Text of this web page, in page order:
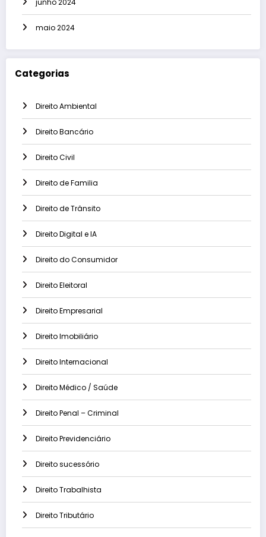
maio 2024
Categorias
Direito Ambiental
Direito Bancário
Direito Civil
Direito de Familia
Direito de Trânsito
Direito Digital e IA
Direito do Consumidor
Direito Eleitoral
Direito Empresarial
Direito Imobiliário
Direito Internacional
Direito Médico / Saúde
Direito Penal – Criminal
Direito Previdenciário
Direito sucessório
Direito Trabalhista
Direito Tributário